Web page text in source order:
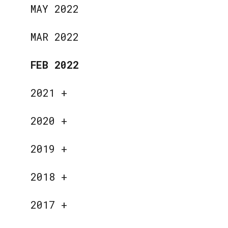
MAY 2022
MAR 2022
FEB 2022
2021 +
2020 +
2019 +
2018 +
2017 +